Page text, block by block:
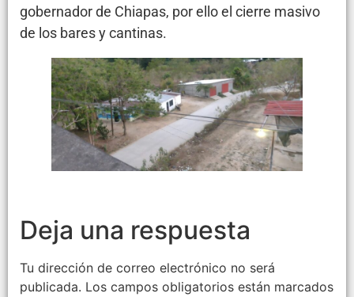
gobernador de Chiapas, por ello el cierre masivo
de los bares y cantinas.
Deja una respuesta
Tu dirección de correo electrónico no será
publicada. Los campos obligatorios están marcados